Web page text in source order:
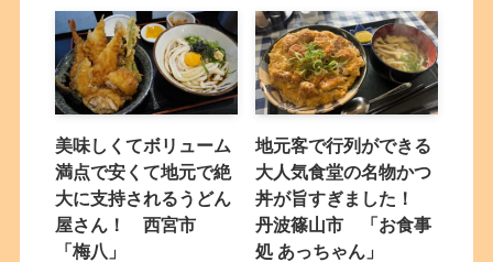
美味しくてボリューム
満点で安くて地元で絶
大に支持されるうどん
屋さん！ 西宮市
「梅八」
地元客で行列ができる
大人気食堂の名物かつ
丼が旨すぎました！
丹波篠山市 「お食事
処 あっちゃん」